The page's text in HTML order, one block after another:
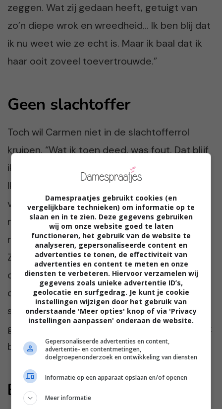
zeggen. Wat zij gedaan heeft, getuigt van
zo’n diepe wrok en wreedheid… Ik ben blij dat
ik nu weet wie ze echt is. Maar ik baal dat ik
haar ooit zoveel toevertrouwde.”
Geen slachtoffer
Toch wil Carmen niet in de slachtofferrol
kruipen. “Wat ik toen deed, was fout. Dat blijf
ik erkennen. Maar ik ben nu een ander mens.
Ik werk met kinderen, ik draag
verantwoordelijkheid, ik ben volwassen. Wat
me het meest raakt, is dat mijn familie daar
nooit eerder aan getwijfeld heeft – tot dit.”
Ze besluit open kaart te spelen. “Ik heb mijn
ouders het hele verhaal verteld. Hoe ik toen
dacht, hoe bang ik was, hoe erg ik me
schaamde. Ze moesten even slikken, maar ik
geloof dat ze me inmiddels weer zien zoals ik
ben.”
Een nieuw hoofdstuk
Damespraatjes gebruikt cookies (en
vergelijkbare technieken) om informatie op te
slaan en in te zien. Deze gegevens gebruiken
wij om onze website goed te laten
functioneren, het gebruik van de website te
analyseren, gepersonaliseerde content en
advertenties te tonen, de effectiviteit van
advertenties en content te meten en onze
diensten te verbeteren. Hiervoor verzamelen wij
gegevens zoals unieke advertentie ID’s,
geolocatie en surfgedrag. Je kunt je cookie
instellingen wijzigen door het gebruik van
onderstaande 'Meer opties' knop of via 'Privacy
instellingen aanpassen' onderaan de website.
Gepersonaliseerde advertenties en content,
advertentie- en contentmetingen,
doelgroepenonderzoek en ontwikkeling van diensten
Informatie op een apparaat opslaan en/of openen
Meer informatie